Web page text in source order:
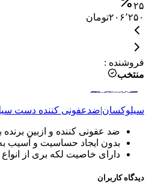
۲۵
۲۰۶٬۲۵۰تومان
فروشنده :
منتخب
سیلوکسان|ضدعفونی کننده دست
ضد عفونی کننده و ازبین
بدون ایجاد حساسیت و آسیب
دارای خاصیت لکه بری از
دیدگاه کاربران